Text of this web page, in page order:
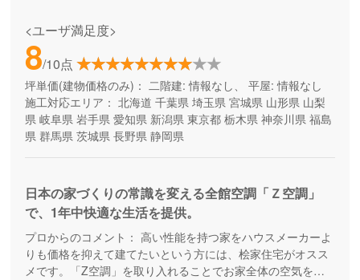
<ユーザ満足度>
8/10点
坪単価(建物価格のみ)： 二階建: 情報なし、 平屋: 情報なし
施工対応エリア： 北海道 千葉県 埼玉県 宮城県 山形県 山梨
県 岐阜県 岩手県 愛知県 新潟県 東京都 栃木県 神奈川県 福島
県 群馬県 茨城県 長野県 静岡県
日本の家づくりの常識を変える全館空調「Ｚ空調」
で、1年中快適な生活を提供。
プロからのコメント： 高い性能を持つ家をハウスメーカーよ
りも価格を抑えて建てたいという方には、桧家住宅がオスス
メです。「Z空調」を取り入れることでお家全体の空気を循